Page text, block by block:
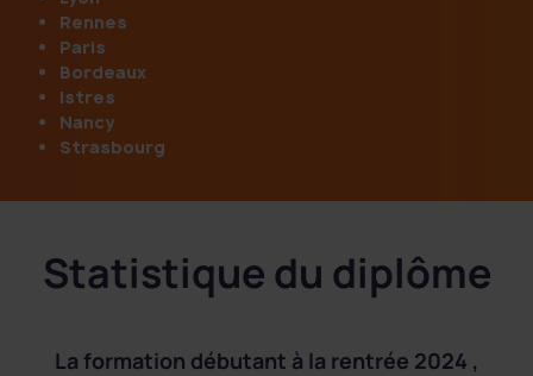
Rennes
Paris
Bordeaux
Istres
Nancy
Strasbourg
Statistique du diplôme
La formation débutant à la rentrée 2024 ,